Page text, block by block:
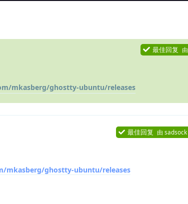
最佳回复 由
mkasberg/ghostty-ubuntu/releases
最佳回复 由 sadsock
mkasberg/ghostty-ubuntu/releases